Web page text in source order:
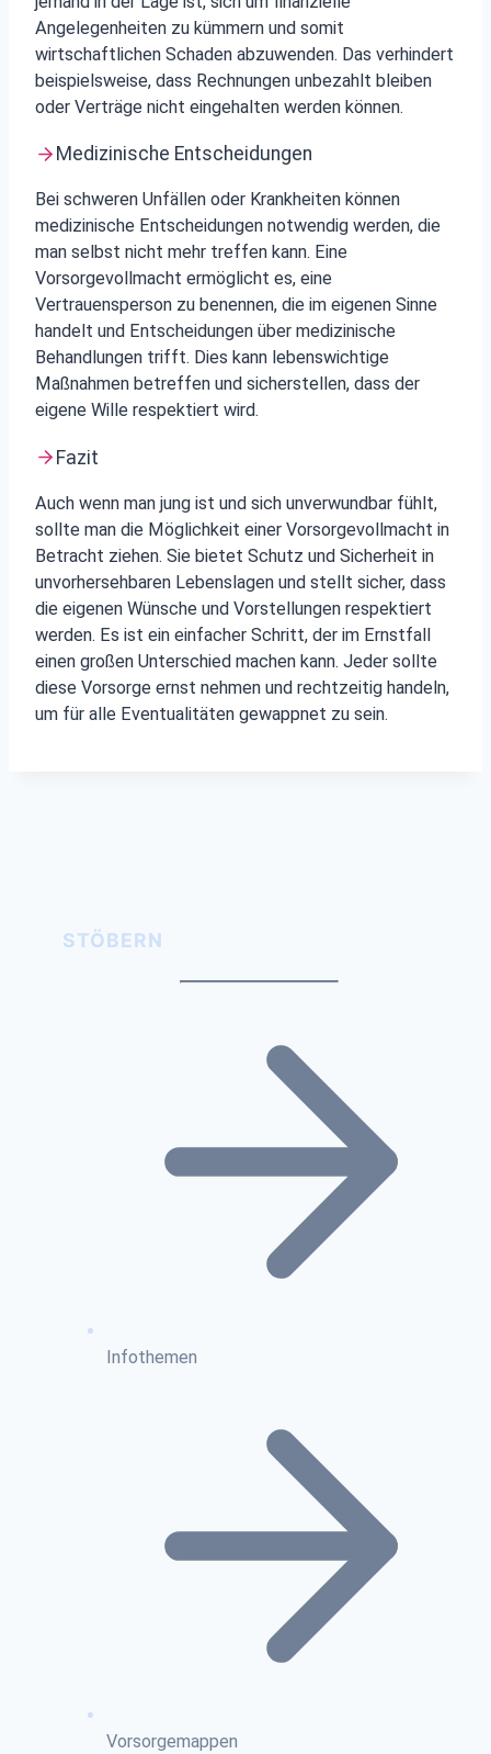
Angelegenheiten zu kümmern und somit
wirtschaftlichen Schaden abzuwenden. Das verhindert
beispielsweise, dass Rechnungen unbezahlt bleiben
oder Verträge nicht eingehalten werden können.
Medizinische Entscheidungen
Bei schweren Unfällen oder Krankheiten können
medizinische Entscheidungen notwendig werden, die
man selbst nicht mehr treffen kann. Eine
Vorsorgevollmacht ermöglicht es, eine
Vertrauensperson zu benennen, die im eigenen Sinne
handelt und Entscheidungen über medizinische
Behandlungen trifft. Dies kann lebenswichtige
Maßnahmen betreffen und sicherstellen, dass der
eigene Wille respektiert wird.
Fazit
Auch wenn man jung ist und sich unverwundbar fühlt,
sollte man die Möglichkeit einer Vorsorgevollmacht in
Betracht ziehen. Sie bietet Schutz und Sicherheit in
unvorhersehbaren Lebenslagen und stellt sicher, dass
die eigenen Wünsche und Vorstellungen respektiert
werden. Es ist ein einfacher Schritt, der im Ernstfall
einen großen Unterschied machen kann. Jeder sollte
diese Vorsorge ernst nehmen und rechtzeitig handeln,
um für alle Eventualitäten gewappnet zu sein.
STÖBERN
Infothemen
Vorsorgemappen